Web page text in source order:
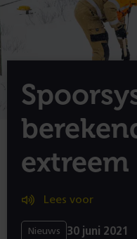
Lees voor
Nieuws 30 juni 2021